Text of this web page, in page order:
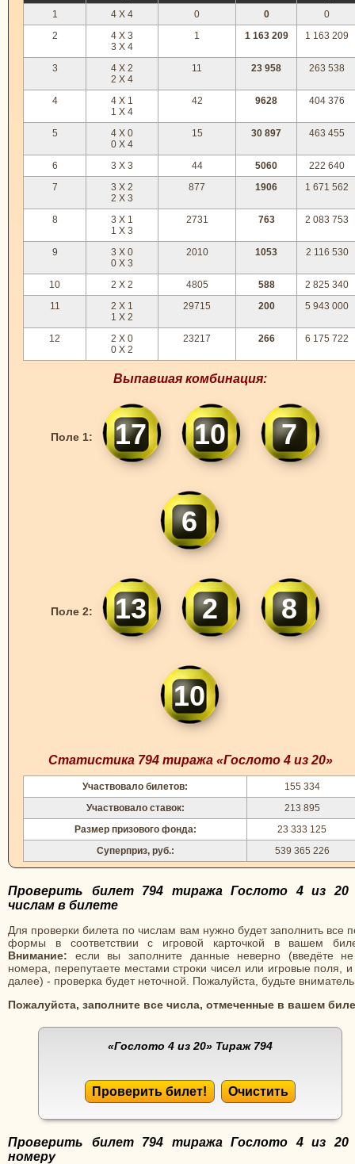
1 4 X 4 0 0
0
2
4 X 3
3 X 4
1 1 163 209 1 163 209
3
4 X 2
2 X 4
11 23 958 263 538
4
4 X 1
1 X 4
42 9628 404 376
5
4 X 0
0 X 4
15 30 897 463 455
6 3 X 3 44 5060
222 640
7
3 X 2
2 X 3
877 1906 1 671 562
8
3 X 1
1 X 3
2731 763 2 083 753
9
3 X 0
0 X 3
2010 1053 2 116 530
10 2 X 2 4805 588
2 825 340
11
2 X 1
1 X 2
29715 200 5 943 000
12
2 X 0
0 X 2
23217 266 6 175 722
Выпавшая комбинация:
Поле 1: 17 10 7
6
Поле 2: 13 2 8
10
Статистика 794 тиража «Гослото 4 из 20»
Участвовало билетов:
155 334
Участвовало ставок:
213 895
Размер призового фонда:
23 333 125
Суперприз, руб.:
539 365 226
Проверить билет 794 тиража Гослото 4 из 20
числам в билете
Для проверки билета по числам вам нужно будет заполнить все
формы в соответствии с игровой карточкой в вашем
Внимание: если вы заполните данные неверно (введёте
номера, перепутаете местами строки чисел или игровые поля, и
далее) - проверка будет неточной. Пожалуйста, будьте
Пожалуйста, заполните все числа, отмеченные в вашем
«Гослото 4 из 20» Тираж 794
Проверить билет! Очистить
Проверить билет 794 тиража Гослото 4 из 20
номеру